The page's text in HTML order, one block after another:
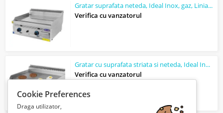
Gratar suprafata neteda, Ideal Inox, gaz, Linia 700S
Verifica cu vanzatorul
Gratar cu suprafata striata si neteda, Ideal Inox, GPL, Linia 700
Verifica cu vanzatorul
Cookie Preferences
Draga utilizator,